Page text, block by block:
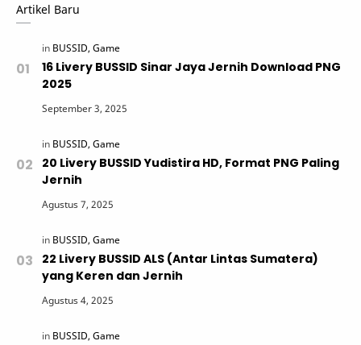
Artikel Baru
16 Livery BUSSID Sinar Jaya Jernih Download PNG
2025
20 Livery BUSSID Yudistira HD, Format PNG Paling
Jernih
22 Livery BUSSID ALS (Antar Lintas Sumatera)
yang Keren dan Jernih